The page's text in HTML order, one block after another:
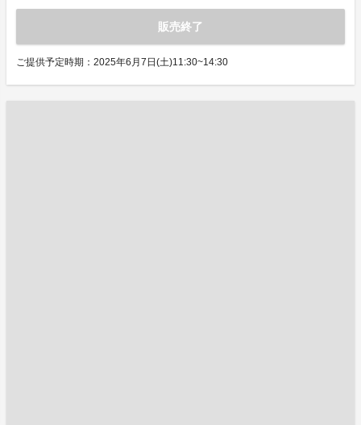
販売終了
ご提供予定時期：2025年6月7日(土)11:30~14:30